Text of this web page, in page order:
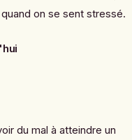
on se sent stressé.
du mal à atteindre un